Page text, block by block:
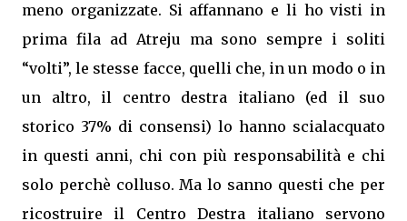
meno organizzate. Si affannano e li ho visti in
prima fila ad Atreju ma sono sempre i soliti
“volti”, le stesse facce, quelli che, in un modo o in
un altro, il centro destra italiano (ed il suo
storico 37% di consensi) lo hanno scialacquato
in questi anni, chi con più responsabilità e chi
solo perchè colluso. Ma lo sanno questi che per
ricostruire il Centro Destra italiano servono